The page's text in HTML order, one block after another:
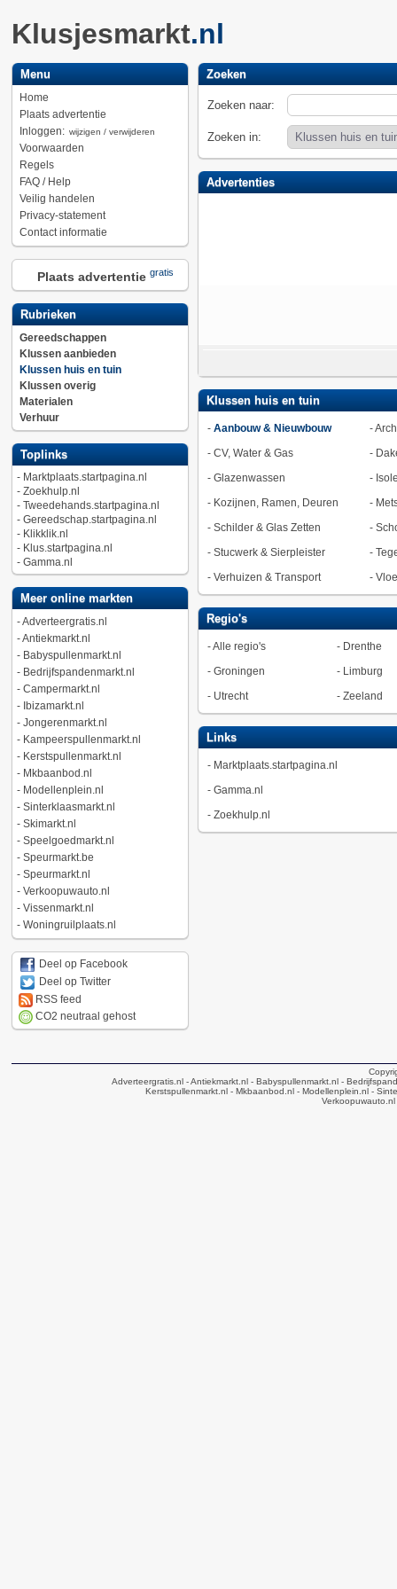
Klusjesmarkt.nl
Menu
Home
Plaats advertentie
Inloggen: wijzigen / verwijderen
Voorwaarden
Regels
FAQ / Help
Veilig handelen
Privacy-statement
Contact informatie
Plaats advertentie gratis
Rubrieken
Gereedschappen
Klussen aanbieden
Klussen huis en tuin
Klussen overig
Materialen
Verhuur
Toplinks
- Marktplaats.startpagina.nl
- Zoekhulp.nl
- Tweedehands.startpagina.nl
- Gereedschap.startpagina.nl
- Klikklik.nl
- Klus.startpagina.nl
- Gamma.nl
Meer online markten
-Adverteergratis.nl
-Antiekmarkt.nl
- Babyspullenmarkt.nl
- Bedrijfspandenmarkt.nl
- Campermarkt.nl
- Ibizamarkt.nl
- Jongerenmarkt.nl
- Kampeerspullenmarkt.nl
- Kerstspullenmarkt.nl
- Mkbaanbod.nl
- Modellenplein.nl
- Sinterklaasmarkt.nl
- Skimarkt.nl
- Speelgoedmarkt.nl
- Speurmarkt.be
- Speurmarkt.nl
- Verkoopuwauto.nl
- Vissenmarkt.nl
- Woningruilplaats.nl
Deel op Facebook
Deel op Twitter
RSS feed
CO2 neutraal gehost
Zoeken
Zoeken naar:
Zoeken in:
Advertenties
Klussen huis en tuin
- Aanbouw & Nieuwbouw -
- CV, Water & Gas -
- Glazenwassen -
- Kozijnen, Ramen, Deuren -
- Schilder & Glas Zetten -
- Stucwerk & Sierpleister -
- Verhuizen & Transport -
Regio's
-Alle regio's - Drenthe
- Groningen - Limburg
- Utrecht - Zeeland
Links
- Marktplaats.startpagina.nl
- Gamma.nl
- Zoekhulp.nl
Adverteergratis.nl - Antiekmarkt.nl - Babyspullenmarkt.nl -
Kerstspullenmarkt.nl- Mkbaanbod.nl- Modellenplein.nl-
Verkoopuwauto.nl